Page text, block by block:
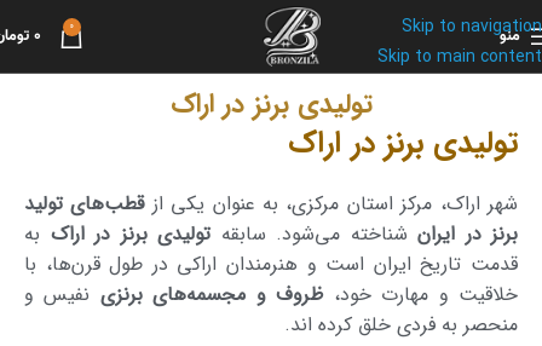
Skip to navigation
Skip to main content
منو 0
0
تولیدی برنز در اراک
تولیدی برنز در اراک
شهر اراک، مرکز استان مرکزی، به عنوان یکی ازقطب‌های تولید
برنز در ایرانشناخته می‌شود. سابقه تولیدی برنز در اراک به
قدمت تاریخ ایران است و هنرمندان اراکی در طول قرن‌ها، با
خلاقیت و مهارت خود،ظروف و مجسمه‌های برنزی نفیس و
منحصر به فردی خلق کرده اند.